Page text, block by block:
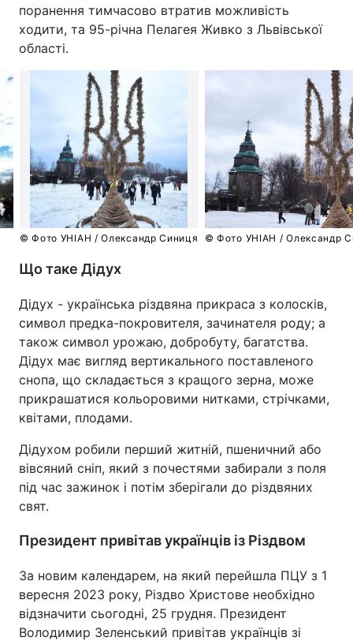
поранення тимчасово втратив можливість
ходити, та 95-річна Пелагея Живко з Львівської
області.
© Фото УНІАН / Олександр Синиця © Фото УНІАН / Олександр
Що таке Дідух
Дідух - українська різдвяна прикраса з колосків,
символ предка-покровителя, зачинателя роду; а
також символ урожаю, добробуту, багатства.
Дідух має вигляд вертикального поставленого
снопа, що складається з кращого зерна, може
прикрашатися кольоровими нитками, стрічками,
квітами, плодами.
Дідухом робили перший житній, пшеничний або
вівсяний сніп, який з почестями забирали з поля
під час зажинок і потім зберігали до різдвяних
свят.
Президент привітав українців із Різдвом
За новим календарем, на який перейшла ПЦУ з 1
вересня 2023 року, Різдво Христове необхідно
відзначити сьогодні, 25 грудня. Президент
Володимир Зеленський привітав українців зі